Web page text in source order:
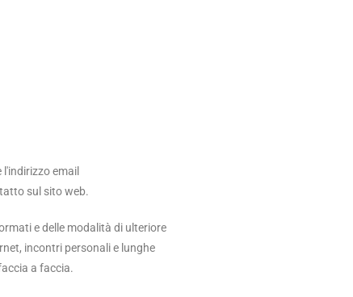
email
sul sito web.
e delle modalità di ulteriore
incontri personali e lunghe
a faccia.